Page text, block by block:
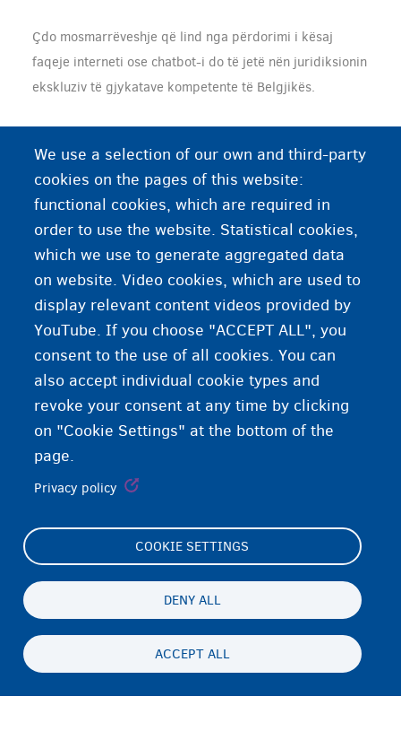
Çdo mosmarrëveshje që lind nga përdorimi i kësaj
faqeje interneti ose chatbot-i do të jetë nën juridiksionin
ekskluziv të gjykatave kompetente të Belgjikës.
Fedasil rezervon të drejtën për të modifikuar këtë
mohim përgjegjësie në çdo kohë pa njoftim paraprak.
Përdoruesit inkurajohen të konsultohen me këtë faqe
rregullisht për të qëndruar të informuar për çdo
përditësim.
We use a selection of our own and third-party
cookies on the pages of this website:
functional cookies, which are required in
order to use the website. Statistical cookies,
which we use to generate aggregated data
on website. Video cookies, which are used to
display relevant content videos provided by
YouTube. If you choose "ACCEPT ALL", you
consent to the use of all cookies. You can
also accept individual cookie types and
revoke your consent at any time by clicking
on "Cookie Settings" at the bottom of the
page.
Privacy policy
COOKIE SETTINGS
DENY ALL
ACCEPT ALL
Footer
(menu)
Cookie Settings
Privatesia & Mospranimi
SQ
Persistent
menu